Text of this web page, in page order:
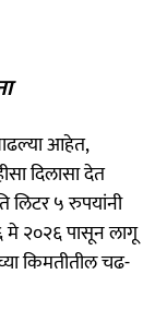
आहेत,
दिलासा देत
लिटर ५ रुपयांनी
मे २०२६ पासून लागू
किमतीतील चढ-